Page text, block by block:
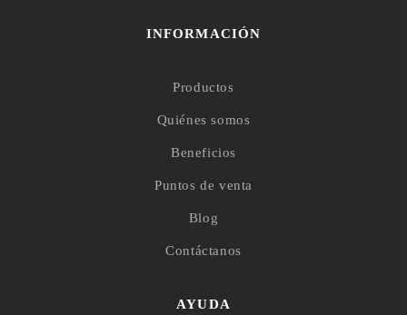
INFORMACIÓN
Productos
Quiénes somos
Beneficios
Puntos de venta
Blog
Contáctanos
AYUDA